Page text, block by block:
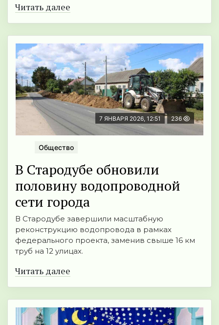
Читать далее
7 ЯНВАРЯ 2026, 12:51 236
Общество
В Стародубе обновили
половину водопроводной
сети города
В Стародубе завершили масштабную
реконструкцию водопровода в рамках
федерального проекта, заменив свыше 16 км
труб на 12 улицах.
Читать далее